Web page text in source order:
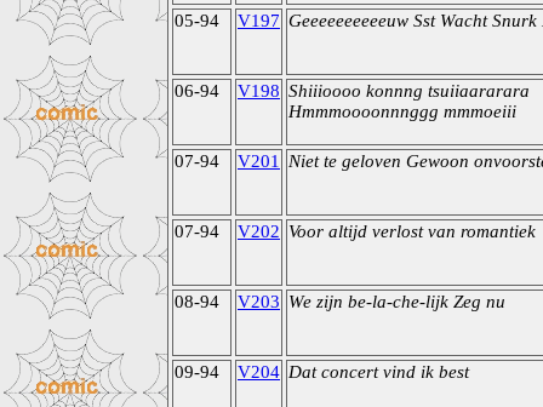
05-94 V197 Geeeeeeeeeeuw Sst Wacht
06-94 V198 Shiiioooo konnng tsuiiaararara
Hmmmoooonnnggg mmmoeiii
07-94 V201 Niet te geloven Gewoon
07-94 V202 Voor altijd verlost van romantiek
08-94 V203 We zijn be-la-che-lijk Zeg nu
09-94 V204 Dat concert vind ik best